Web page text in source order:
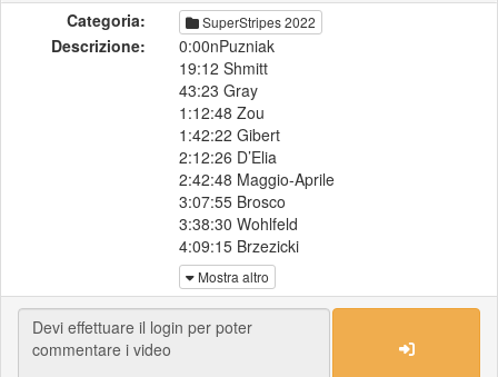
Categoria: SuperStripes 2022
Descrizione:
0:00nPuzniak
19:12 Shmitt
43:23 Gray
1:12:48 Zou
1:42:22 Gibert
2:12:26 D’Elia
2:42:48 Maggio-Aprile
3:07:55 Brosco
3:38:30 Wohlfeld
4:09:15 Brzezicki
4:35:24 De la Pena-Seaman
5:01:47 Doria
5:22:17 Cappelluti
5:47:59 Plucinski
Mostra altro